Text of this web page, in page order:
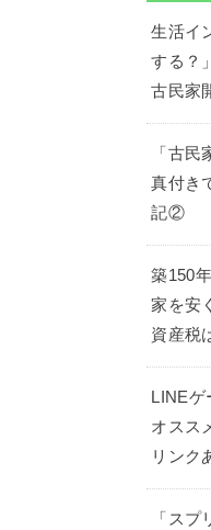
生活イ
する？
古民家
「古
真付き
記②
築150
家を安
資産税
LINEゲ
オスス
リンク
「ス